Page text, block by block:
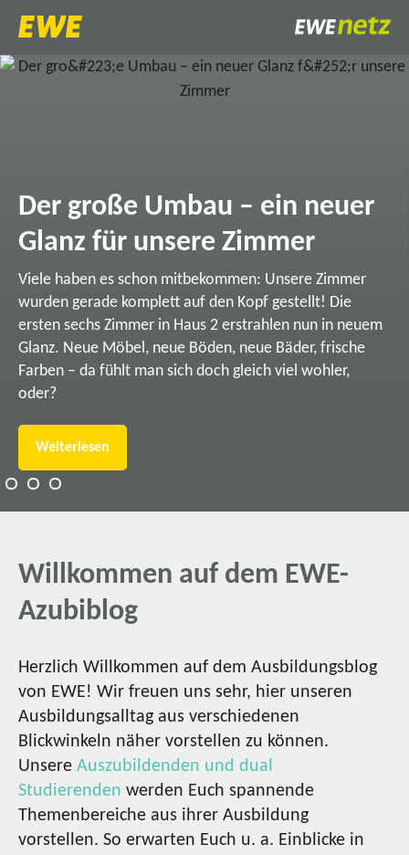
Der große Umbau – ein neuer
Glanz für unsere Zimmer
Viele haben es schon mitbekommen: Unsere Zimmer
wurden gerade komplett auf den Kopf gestellt! Die
ersten sechs Zimmer in Haus 2 erstrahlen nun in neuem
Glanz. Neue Möbel, neue Böden, neue Bäder, frische
Farben – da fühlt man sich doch gleich viel wohler,
oder?
Weiterlesen
Willkommen auf dem EWE-
Azubiblog
Herzlich Willkommen auf dem Ausbildungsblog
von EWE! Wir freuen uns sehr, hier unseren
Ausbildungsalltag aus verschiedenen
Blickwinkeln näher vorstellen zu können.
Unsere Auszubildenden und dual
Studierenden werden Euch spannende
Themenbereiche aus ihrer Ausbildung
vorstellen. So erwarten Euch u. a. Einblicke in